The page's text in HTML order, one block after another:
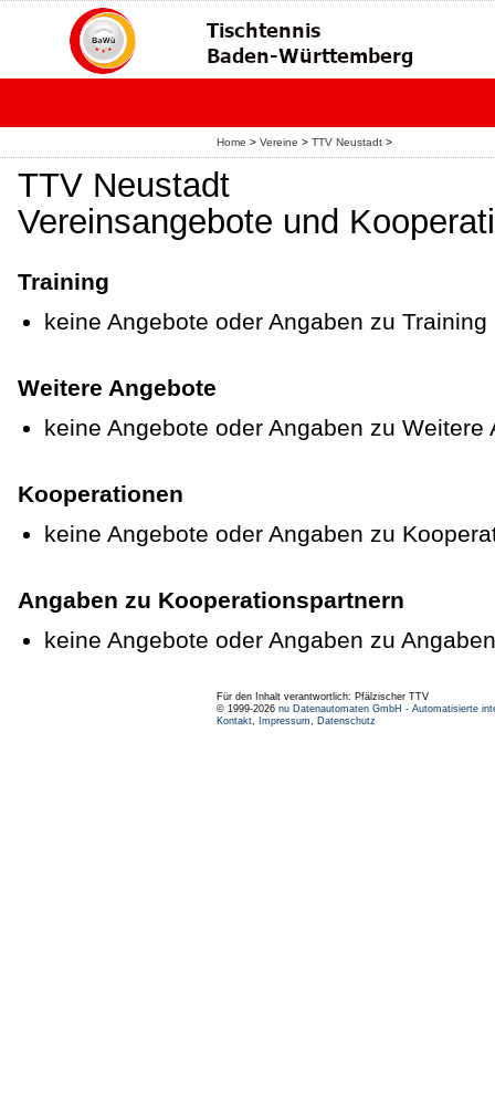
Home > Vereine > TTV Neustadt >
TTV Neustadt
Vereinsangebote und
Training
keine Angebote oder Angaben zu Training
Weitere Angebote
keine Angebote oder Angaben zu Weitere
Kooperationen
keine Angebote oder Angaben zu
Angaben zu Kooperationspartnern
keine Angebote oder Angaben zu
Für den Inhalt verantwortlich: Pfälzischer TTV
© 1999-2026 nu Datenautomaten GmbH - Automatisierte
Kontakt, Impressum, Datenschutz